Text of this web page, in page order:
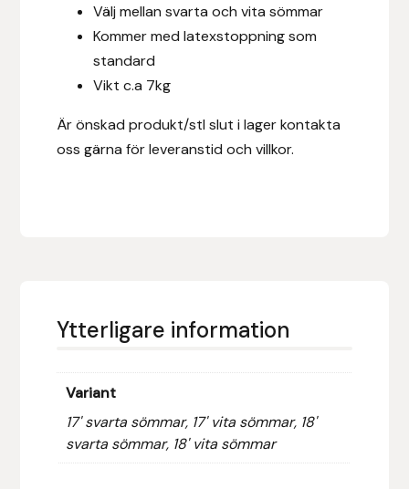
Välj mellan svarta och vita sömmar
Kommer med latexstoppning som
standard
Vikt c.a 7kg
Är önskad produkt/stl slut i lager kontakta
oss gärna för leveranstid och villkor.
Ytterligare information
Variant
17' svarta sömmar, 17' vita sömmar, 18'
svarta sömmar, 18' vita sömmar
Equipage
Eric LeTixerant
Eyjólfur Ísólfsson
Furminator
G Boots